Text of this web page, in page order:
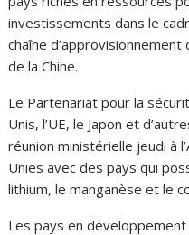
investissements dans le
chaîne
de la Chine.
Le Partenariat pour la
Unis, l’UE, le Japon et
réunion ministérielle jeudi à
Unies avec des pays qui
lithium, le manganèse et le
Les pays en